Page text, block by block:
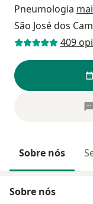
Pneumologia
São José dos
409
Sobre nós
Sobre nós